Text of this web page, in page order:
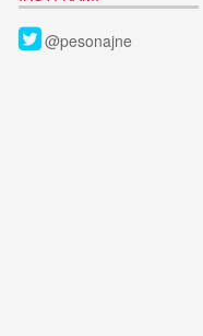
@pesonajne